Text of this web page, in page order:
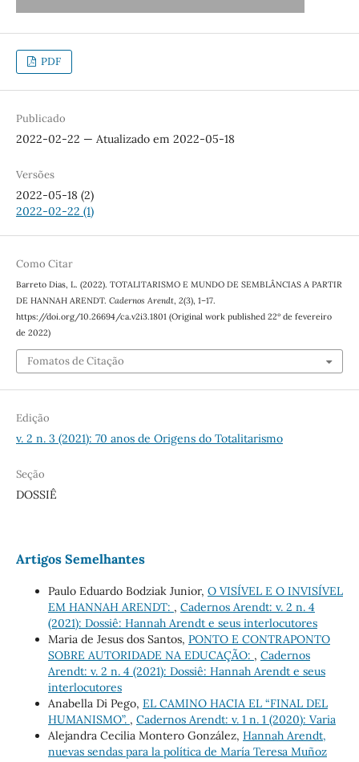
PDF
Publicado
2022-02-22 — Atualizado em 2022-05-18
Versões
2022-05-18 (2)
2022-02-22 (1)
Como Citar
Barreto Dias, L. (2022). TOTALITARISMO E MUNDO DE SEMBLÂNCIAS A PARTIR
DE HANNAH ARENDT. Cadernos Arendt, 2(3), 1–17.
https://doi.org/10.26694/ca.v2i3.1801 (Original work published 22º de fevereiro
de 2022)
Fomatos de Citação
Edição
v. 2 n. 3 (2021): 70 anos de Origens do Totalitarismo
Seção
DOSSIÊ
Artigos Semelhantes
Paulo Eduardo Bodziak Junior, O VISÍVEL E O INVISÍVEL
EM HANNAH ARENDT: , Cadernos Arendt: v. 2 n. 4
(2021): Dossiê: Hannah Arendt e seus interlocutores
Maria de Jesus dos Santos, PONTO E CONTRAPONTO
SOBRE AUTORIDADE NA EDUCAÇÃO: , Cadernos
Arendt: v. 2 n. 4 (2021): Dossiê: Hannah Arendt e seus
interlocutores
Anabella Di Pego, EL CAMINO HACIA EL “FINAL DEL
HUMANISMO”. , Cadernos Arendt: v. 1 n. 1 (2020): Varia
Alejandra Cecilia Montero González, Hannah Arendt,
nuevas sendas para la política de María Teresa Muñoz